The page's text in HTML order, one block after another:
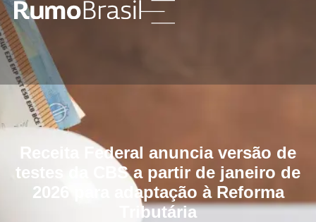
Receita Federal anuncia versão de
testes da CBS a partir de janeiro de
2026 para adaptação à Reforma
Tributária